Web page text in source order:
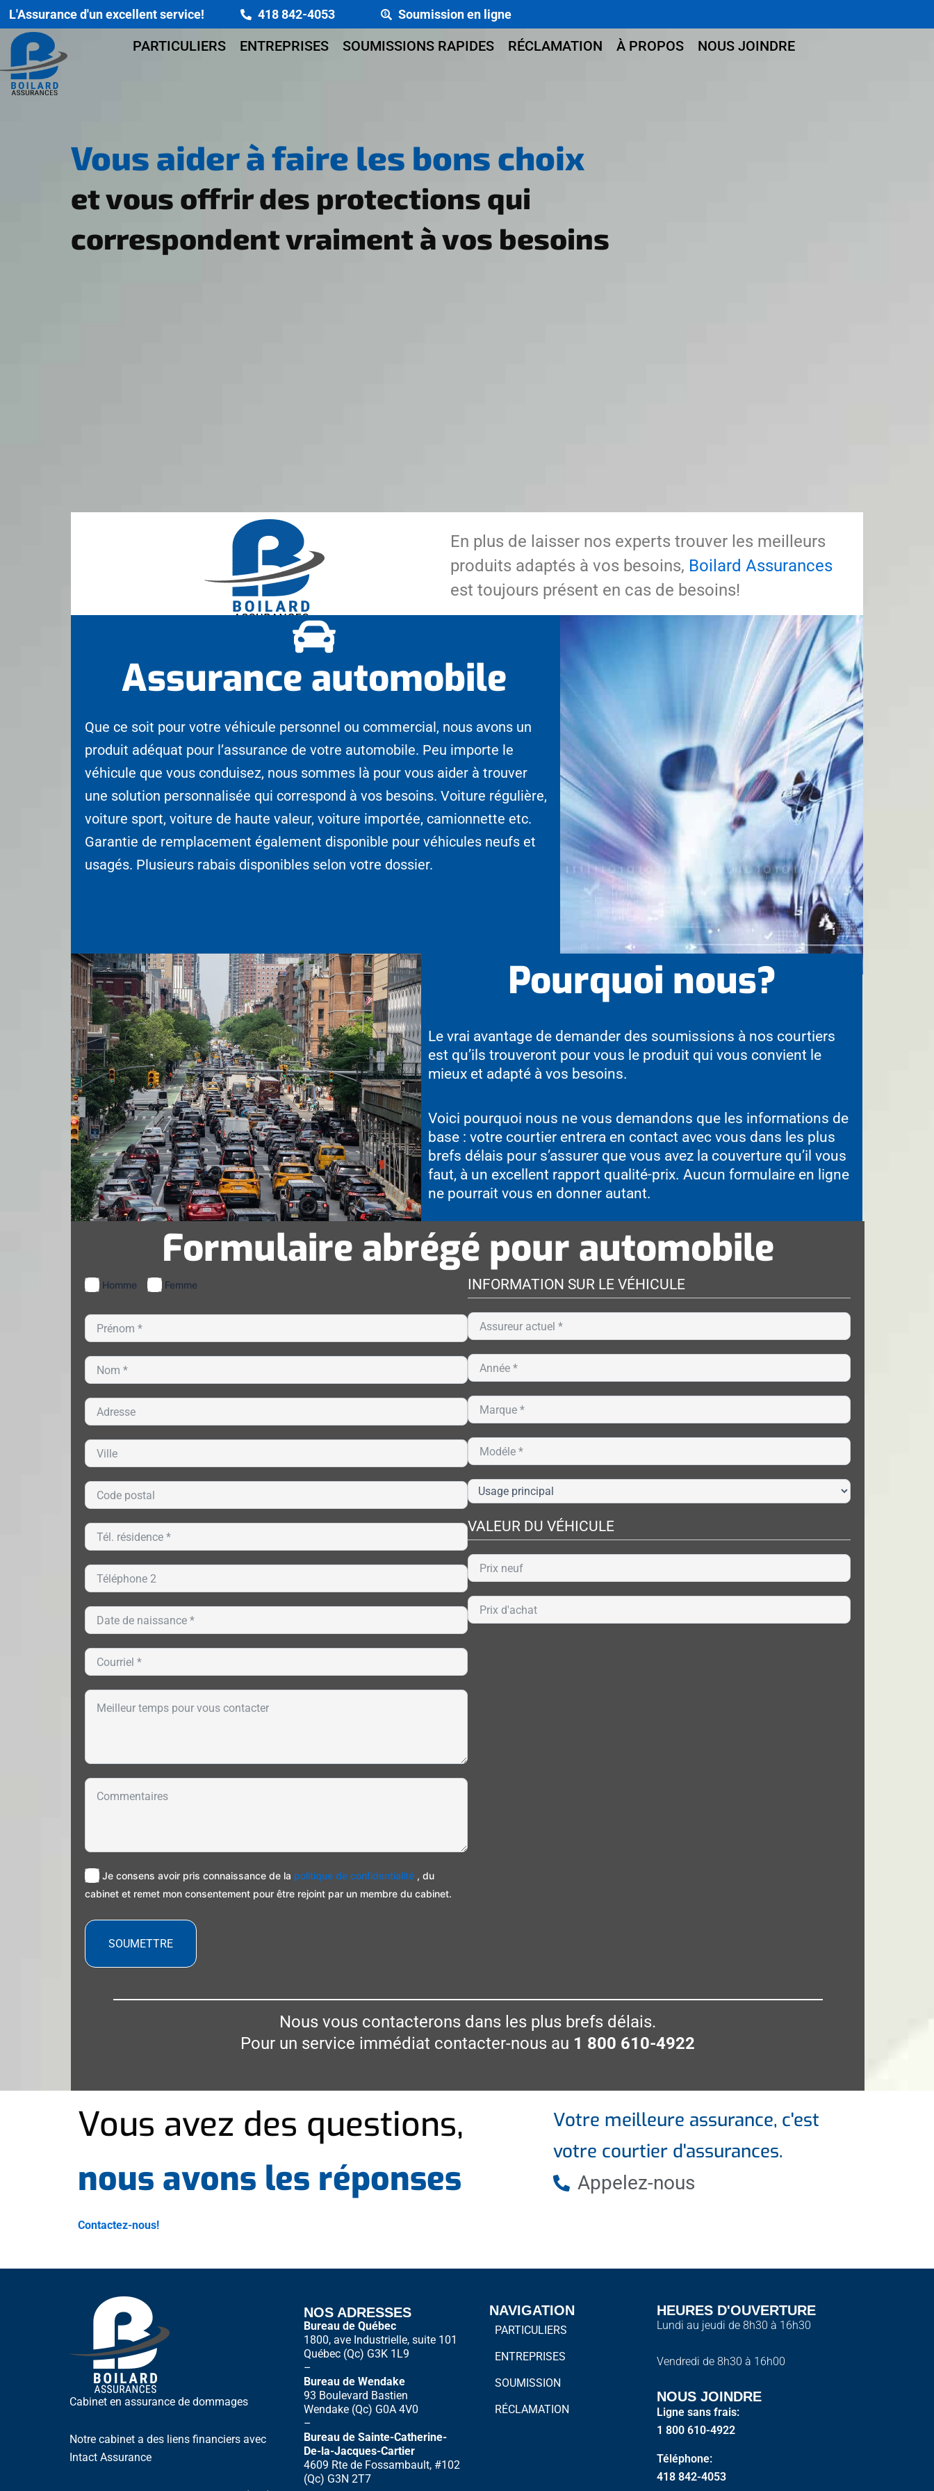
Skip
to
content
L'Assurance d'un excellent service! 418 842-4053 Soumission en ligne
PARTICULIERS ENTREPRISES SOUMISSIONS RAPIDES RÉCLAMATION À PROPOS NOUS JOINDRE
Vous aider à faire les bons choix
et vous offrir des protections qui
correspondent vraiment à vos besoins
En plus de laisser nos experts trouver les meilleurs
produits adaptés à vos besoins, Boilard Assurances
est toujours présent en cas de besoins!
Assurance automobile
Que ce soit pour votre véhicule personnel ou commercial, nous avons un
produit adéquat pour l’assurance de votre automobile. Peu importe le
véhicule que vous conduisez, nous sommes là pour vous aider à trouver
une solution personnalisée qui correspond à vos besoins. Voiture régulière,
voiture sport, voiture de haute valeur, voiture importée, camionnette etc.
Garantie de remplacement également disponible pour véhicules neufs et
usagés. Plusieurs rabais disponibles selon votre dossier.
Pourquoi nous?
Le vrai avantage de demander des soumissions à nos courtiers
est qu’ils trouveront pour vous le produit qui vous convient le
mieux et adapté à vos besoins.
Voici pourquoi nous ne vous demandons que les informations de
base : votre courtier entrera en contact avec vous dans les plus
brefs délais pour s’assurer que vous avez la couverture qu’il vous
faut, à un excellent rapport qualité-prix. Aucun formulaire en ligne
ne pourrait vous en donner autant.
Formulaire abrégé pour automobile
Homme Femme
Je consens avoir pris connaissance de la politique de confidentialité , du
cabinet et remet mon consentement pour être rejoint par un membre du cabinet.
INFORMATION SUR LE VÉHICULE
VALEUR DU VÉHICULE
SOUMETTRE
Nous vous contacterons dans les plus brefs délais.
Pour un service immédiat contacter-nous au 1 800 610-4922
Vous avez des questions,
nous avons les réponses
Contactez-nous!
Votre meilleure assurance, c'est
votre courtier d'assurances.
Appelez-nous
Cabinet en assurance de dommages
Notre cabinet a des liens financiers avec
Intact Assurance
NOS ADRESSES
Bureau de Québec
1800, ave Industrielle, suite 101
Québec (Qc) G3K 1L9
–
Bureau de Wendake
93 Boulevard Bastien
Wendake (Qc) G0A 4V0
–
Bureau de Sainte-Catherine-
De-la-Jacques-Cartier
4609 Rte de Fossambault, #102
(Qc) G3N 2T7
NAVIGATION
PARTICULIERS
ENTREPRISES
SOUMISSION
RÉCLAMATION
HEURES D'OUVERTURE
Lundi au jeudi de 8h30 à 16h30
Vendredi de 8h30 à 16h00
NOUS JOINDRE
Ligne sans frais:
1 800 610-4922
Téléphone:
418 842-4053